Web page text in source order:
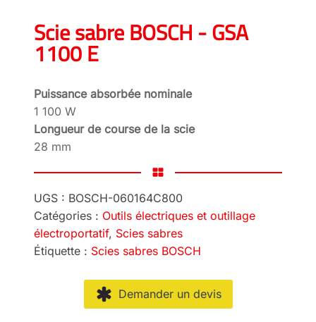
Scie sabre BOSCH - GSA
1100 E
Puissance absorbée nominale
1 100 W
Longueur de course de la scie
28 mm
UGS : BOSCH-060164C800
Catégories : Outils électriques et outillage
électroportatif, Scies sabres
Étiquette : Scies sabres BOSCH
Demander un devis